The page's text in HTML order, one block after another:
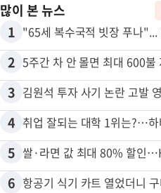
많이 본 뉴스
1
2 5주간 차 안 몰면 최대 600불
3 김원석 투자 사기 논란 고발
4 취업 잘되는 대학 1위는?…하
5
6